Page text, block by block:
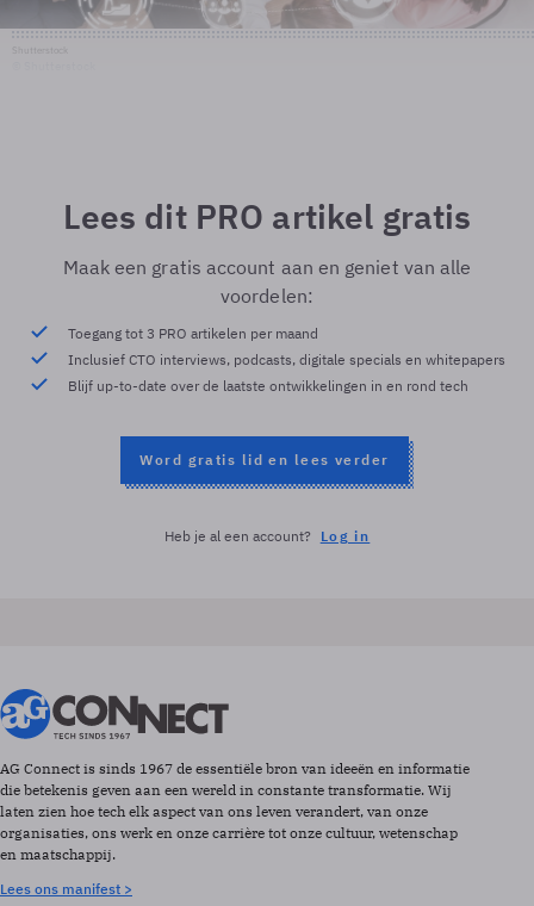
Lees dit PRO artikel gratis
Maak een gratis account aan en geniet van alle
voordelen:
Toegang tot 3 PRO artikelen per maand
Inclusief CTO interviews, podcasts, digitale specials en whitepapers
Blijf up-to-date over de laatste ontwikkelingen in en rond tech
Word gratis lid en lees verder
Heb je al een account? Log in
AG Connect is sinds 1967 de essentiële bron van ideeën en informatie
die betekenis geven aan een wereld in constante transformatie. Wij
laten zien hoe tech elk aspect van ons leven verandert, van onze
organisaties, ons werk en onze carrière tot onze cultuur, wetenschap
en maatschappij.
Lees ons manifest >